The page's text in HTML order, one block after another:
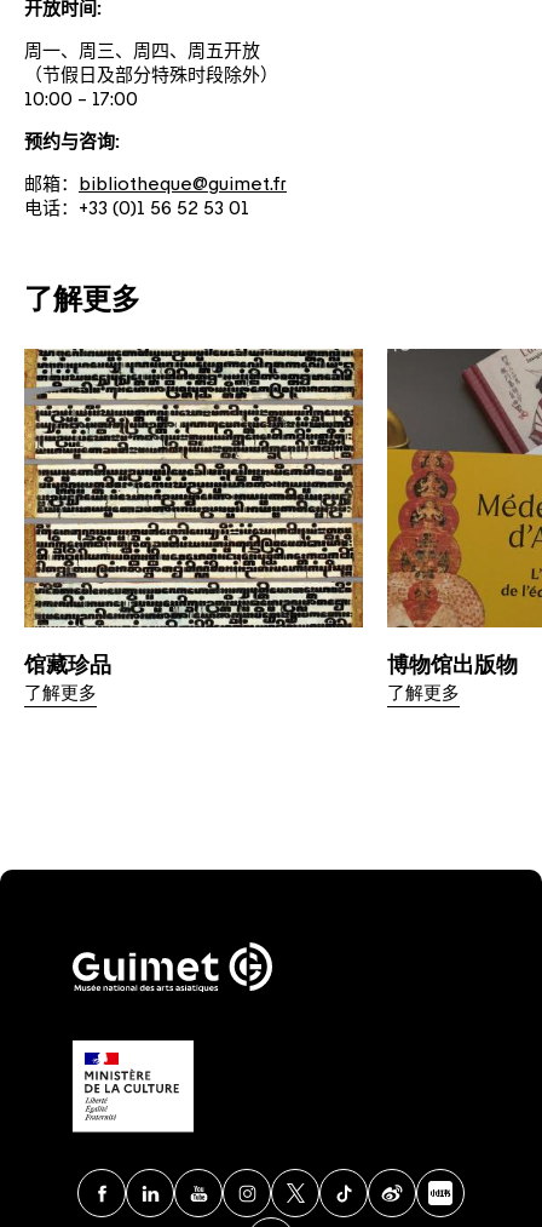
开放时间:
周一、周三、周四、周五开放
（节假日及部分特殊时段除外）
10:00 – 17:00
预约与咨询:
邮箱：
bibliotheque@guimet.fr
电话： +33 (0)1 56 52 53 01
了解更多
馆藏珍品
了解更多
博物馆出版物
了解更多
Facebook
LinkedinYoutubeInstagram
X TikTokWeibo